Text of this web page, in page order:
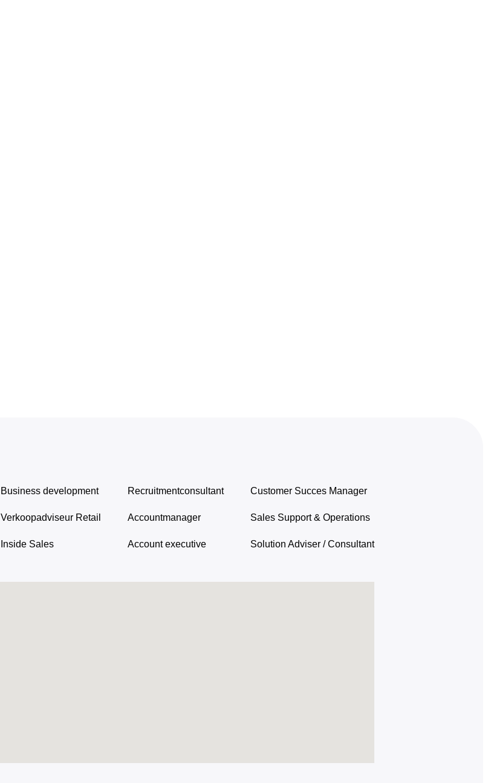
Business development
Verkoopadviseur Retail
Inside Sales
Recruitmentconsultant
Accountmanager
Account executive
Customer Succes Manager
Sales Support & Operations
Solution Adviser / Consultant